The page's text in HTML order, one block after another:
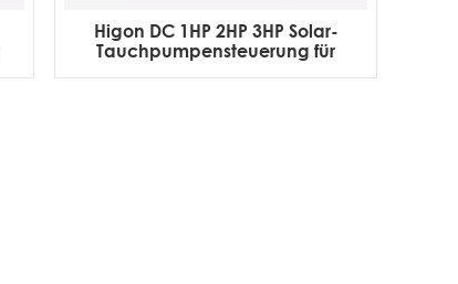
Higon DC 1HP 2HP 3HP Solar-
Tauchpumpensteuerung für